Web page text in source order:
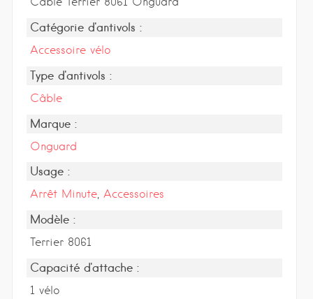
Catégorie d'antivols :
Accessoire vélo
Type d'antivols :
Câble
Marque :
Onguard
Usage :
Arrêt Minute, Accessoires
Modèle :
Terrier 8061
Capacité d'attache :
1 vélo